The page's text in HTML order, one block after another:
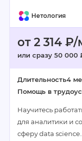
Нетология
от 2 314
или сразу 50 000
Длительность4
Помощь в
Научитесь
для аналитики и
сферу data science…